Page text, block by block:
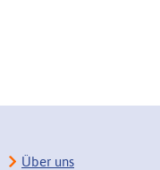
Über uns